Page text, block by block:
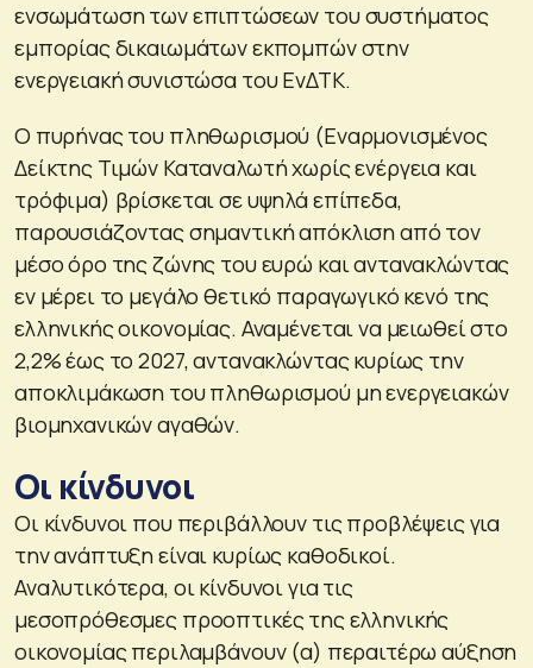
ενσωμάτωση των επιπτώσεων του συστήματος
εμπορίας δικαιωμάτων εκπομπών στην
ενεργειακή συνιστώσα του ΕνΔΤΚ.
Ο πυρήνας του πληθωρισμού (Εναρμονισμένος
Δείκτης Τιμών Καταναλωτή χωρίς ενέργεια και
τρόφιμα) βρίσκεται σε υψηλά επίπεδα,
παρουσιάζοντας σημαντική απόκλιση από τον
μέσο όρο της ζώνης του ευρώ και αντανακλώντας
εν μέρει το μεγάλο θετικό παραγωγικό κενό της
ελληνικής οικονομίας. Αναμένεται να μειωθεί στο
2,2% έως το 2027, αντανακλώντας κυρίως την
αποκλιμάκωση του πληθωρισμού μη ενεργειακών
βιομηχανικών αγαθών.
Οι κίνδυνοι
Οι κίνδυνοι που περιβάλλουν τις προβλέψεις για
την ανάπτυξη είναι κυρίως καθοδικοί.
Αναλυτικότερα, οι κίνδυνοι για τις
μεσοπρόθεσμες προοπτικές της ελληνικής
οικονομίας περιλαμβάνουν (α) περαιτέρω αύξηση